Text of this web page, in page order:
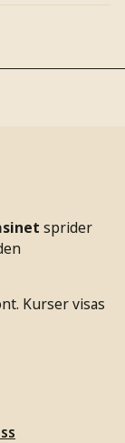
sprider
Kurser visas